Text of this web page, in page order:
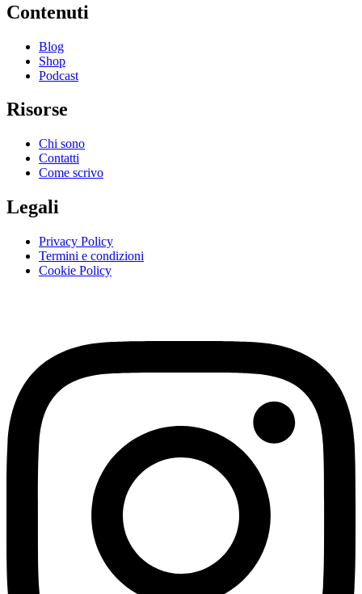
Contenuti
Blog
Shop
Podcast
Risorse
Chi sono
Contatti
Come scrivo
Legali
Privacy Policy
Termini e condizioni
Cookie Policy